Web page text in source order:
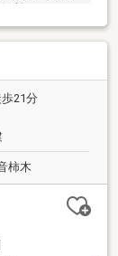
ンを備えた
るので、駐車
物件です。
ご用意してい
21分
柿木